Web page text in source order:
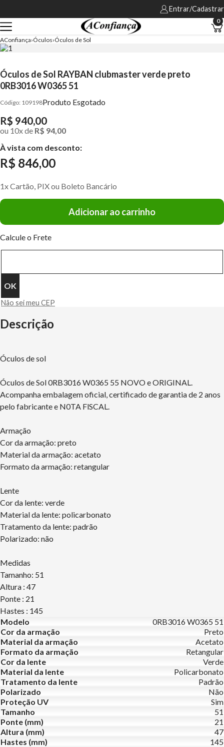
Entrar/Cadastrar
0
AConfiança Óculos Óculos de Sol
Óculos de Sol RAYBAN clubmaster verde preto
0RB3016 W0365 51
109198Produto Esgotado
R$ 940,00
ou 10xde R$ 94,00
À vista com desconto:
R$ 846,00
1x Cartão, PIX ou Boleto Bancário
Adicionar ao carrinho
Calcule o Frete
Não sei meu CEP
Descrição
Óculos de sol
Óculos de Sol 0RB3016 W0365 55 NOVO e ORIGINAL.
Acompanha embalagem oficial, certificado de garantia de 2 anos
pelo fabricante e N0TA FlSCAL.
Armação
Cor da armação: preto
Material da armação: acetato
Formato da armação: retangular
Lente
Cor da lente: verde
Material da lente: policarbonato
Tratamento da lente: padrão
Polarizado: não
Medidas
Tamanho: 51
Altura : 47
Ponte : 21
Hastes : 145
Modelo
0RB3016 W0365 51
Cor da armação
Preto
Material da armação
Acetato
Formato da armação
Retangular
Cor da lente
Verde
Material da lente
Policarbonato
Tratamento da lente
Padrão
Polarizado
Não
Proteção UV
Sim
Tamanho
51
Ponte (mm)
21
Altura (mm)
47
Hastes (mm)
145